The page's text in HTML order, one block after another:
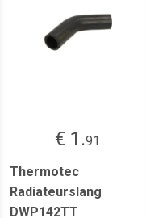
€ 1.91
Thermotec
Radiateurslang
DWP142TT